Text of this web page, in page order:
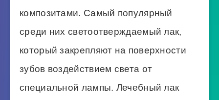
композитами. Самый популярный
среди них светоотверждаемый лак,
который закрепляют на поверхности
зубов воздействием света от
специальной лампы. Лечебный лак